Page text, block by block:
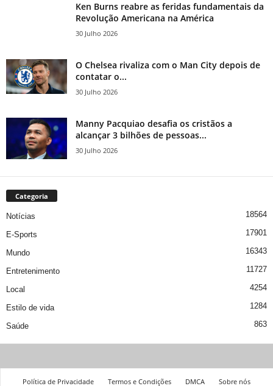
Ken Burns reabre as feridas fundamentais da
Revolução Americana na América
30 Julho 2026
O Chelsea rivaliza com o Man City depois de
contatar o...
30 Julho 2026
Manny Pacquiao desafia os cristãos a
alcançar 3 bilhões de pessoas...
30 Julho 2026
Categoria
Notícias 18564
E-Sports 17901
Mundo 16343
Entretenimento 11727
Local 4254
Estilo de vida 1284
Saúde 863
Política de Privacidade Termos e Condições DMCA Sobre nós